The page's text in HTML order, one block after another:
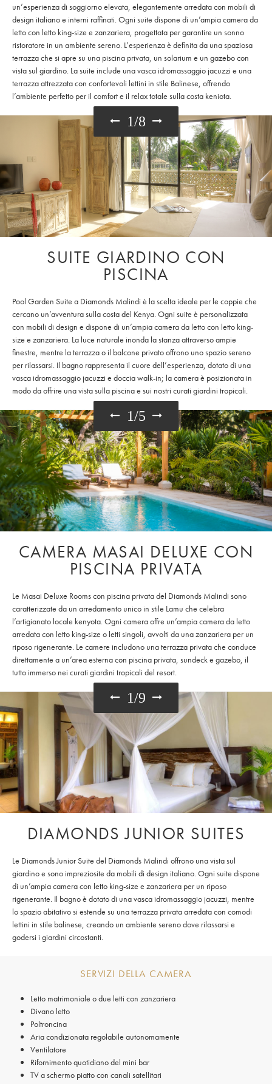
un’esperienza di soggiorno elevata, elegantemente arredata con mobili di
design italiano e interni raffinati. Ogni suite dispone di un’ampia camera da
letto con letto king-size e zanzariera, progettata per garantire un sonno
ristoratore in un ambiente sereno. L’esperienza è definita da una spaziosa
terrazza che si apre su una piscina privata, un solarium e un gazebo con
vista sul giardino. La suite include una vasca idromassaggio jacuzzi e una
terrazza attrezzata con confortevoli lettini in stile Balinese, offrendo
l’ambiente perfetto per il comfort e il relax totale sulla costa keniota.
1/8
SUITE GIARDINO CON
PISCINA
Pool Garden Suite a Diamonds Malindi è la scelta ideale per le coppie che
cercano un’avventura sulla costa del Kenya. Ogni suite è personalizzata
con mobili di design e dispone di un’ampia camera da letto con letto king-
size e zanzariera. La luce naturale inonda la stanza attraverso ampie
finestre, mentre la terrazza o il balcone privato offrono uno spazio sereno
per rilassarsi. Il bagno rappresenta il cuore dell’esperienza, dotato di una
vasca idromassaggio jacuzzi e doccia walk-in; la camera è posizionata in
modo da offrire una vista sulla piscina e sui nostri curati giardini tropicali.
1/5
CAMERA MASAI DELUXE CON
PISCINA PRIVATA
Le Masai Deluxe Rooms con piscina privata del Diamonds Malindi sono
caratterizzate da un arredamento unico in stile Lamu che celebra
l’artigianato locale kenyota. Ogni camera offre un’ampia camera da letto
arredata con letto king-size o letti singoli, avvolti da una zanzariera per un
riposo rigenerante. Le camere includono una terrazza privata che conduce
direttamente a un’area esterna con piscina privata, sundeck e gazebo, il
tutto immerso nei curati giardini tropicali del resort.
1/9
DIAMONDS JUNIOR SUITES
Le Diamonds Junior Suite del Diamonds Malindi offrono una vista sul
giardino e sono impreziosite da mobili di design italiano. Ogni suite dispone
di un’ampia camera con letto king-size e zanzariera per un riposo
rigenerante. Il bagno è dotato di una vasca idromassaggio jacuzzi, mentre
lo spazio abitativo si estende su una terrazza privata arredata con comodi
lettini in stile balinese, creando un ambiente sereno dove rilassarsi e
godersi i giardini circostanti.
SERVIZI DELLA CAMERA
Letto matrimoniale o due letti con zanzariera
Divano letto
Poltroncina
Aria condizionata regolabile autonomamente
Ventilatore
Rifornimento quotidiano del mini bar
TV a schermo piatto con canali satellitari